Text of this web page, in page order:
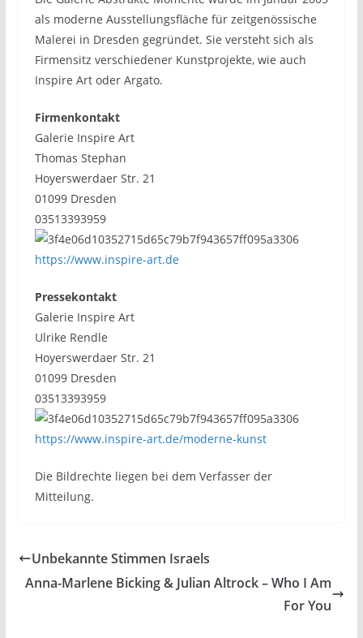
als moderne Ausstellungsfläche für zeitgenössische
Malerei in Dresden gegründet. Sie versteht sich als
Firmensitz verschiedener Kunstprojekte, wie auch
Inspire Art oder Argato.
Firmenkontakt
Galerie Inspire Art
Thomas Stephan
Hoyerswerdaer Str. 21
01099 Dresden
03513393959
https://www.inspire-art.de
Pressekontakt
Galerie Inspire Art
Ulrike Rendle
Hoyerswerdaer Str. 21
01099 Dresden
03513393959
https://www.inspire-art.de/moderne-kunst
Die Bildrechte liegen bei dem Verfasser der
Mitteilung.
Unbekannte Stimmen Israels
Anna-Marlene Bicking & Julian Altrock – Who I Am
For You